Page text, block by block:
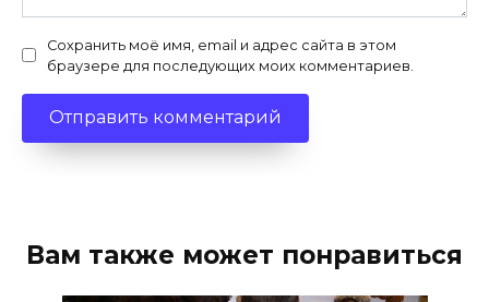
Сохранить моё имя, email и адрес сайта в этом
браузере для последующих моих комментариев.
Вам также может понравиться